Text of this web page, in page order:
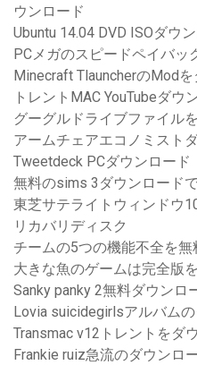
ウンロード
Ubuntu 14.04 DVD ISOダウ
PCメガのスピードペイバ
Minecraft TlauncherのMod
トレントMAC YouTubeダウ
グーグルドライブファイル
アームチェアエコノミスト
Tweetdeck PCダウンロード
無料のsims 3ダウンロード
東芝サテライトウィンドウ
リカバリディスク
チームの5つの機能不全を
大きな魚のゲームは完全版
Sanky panky 2無料ダウンロ
Lovia suicidegirlsアルバム
Transmac v12トレントをダ
Frankie ruiz急流のダウンロ